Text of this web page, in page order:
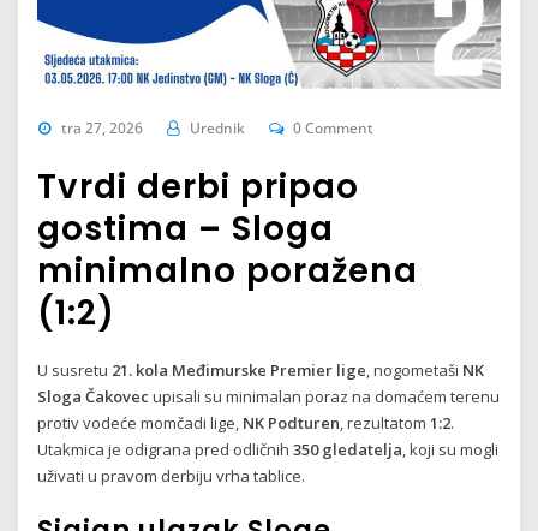
tra 27, 2026 Urednik 0 Comment
Tvrdi derbi pripao
gostima – Sloga
minimalno poražena
(1:2)
U susretu 21. kola Međimurske Premier lige , nogometaši NK
Sloga Čakovec upisali su minimalan poraz na domaćem terenu
protiv vodeće momčadi lige, NK Podturen , rezultatom1:2.
Utakmica je odigrana pred odličnih350 gledatelja , koji su mogli
uživati u pravom derbiju vrha tablice.